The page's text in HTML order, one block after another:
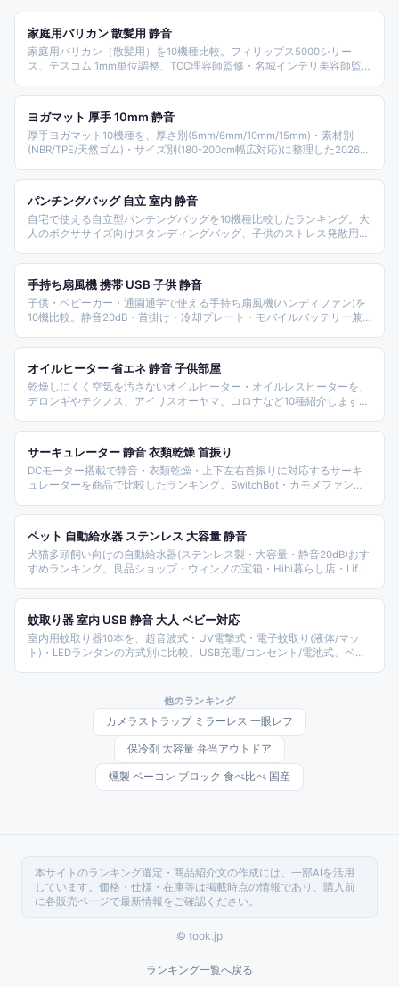
家庭用バリカン 散髪用 静音
家庭用バリカン（散髪用）を10機種比較。フィリップス5000シリー
ズ、テスコム 1mm単位調整、TCC理容師監修・名城インテリ美容師監
小もみあげ用など、セルフカット・子供散髪・低騒音の観点で整理して
ヨガマット 厚手 10mm 静音
厚手ヨガマット10機種を、厚さ別(5mm/6mm/10mm/15mm)・素材別
(NBR/TPE/天然ゴム)・サイズ別(180-200cm幅広対応)に整理した2026年
カなど主要ブランドから、宅トレ・ピラティス対応の構成。
パンチングバッグ 自立 室内 静音
自宅で使える自立型パンチングバッグを10機種比較したランキング。大
人のボクササイズ向けスタンディングバッグ、子供のストレス発散用空
の選び方とFAQも併せて解説します。
手持ち扇風機 携帯 USB 子供 静音
子供・ベビーカー・通園通学で使える手持ち扇風機(ハンディファン)を
10機比較。静音20dB・首掛け・冷却プレート・モバイルバッテリー兼
オイルヒーター 省エネ 静音 子供部屋
乾燥しにくく空気を汚さないオイルヒーター・オイルレスヒーターを、
デロンギやテクノス、アイリスオーヤマ、コロナなど10種紹介します。
ど、選ぶポイントをまとめました。
サーキュレーター 静音 衣類乾燥 首振り
DCモーター搭載で静音・衣類乾燥・上下左右首振りに対応するサーキ
ュレーターを商品で比較したランキング。SwitchBot・カモメファン・
す。
ペット 自動給水器 ステンレス 大容量 静音
犬猫多頭飼い向けの自動給水器(ステンレス製・大容量・静音20dB)おす
すめランキング。良品ショップ・ウィンノの宝箱・Hibi暮らし店・Life
ートシステム SUS304など10ブランド商品を、容量(2L/3L/5L)・電源
(AC/コードレス)・素材で比較します。
蚊取り器 室内 USB 静音 大人 ベビー対応
室内用蚊取り器10本を、超音波式・UV電撃式・電子蚊取り(液体/マッ
ト)・LEDランタンの方式別に比較。USB充電/コンセント/電池式、ベビ
他のランキング
カメラストラップ ミラーレス 一眼レフ
保冷剤 大容量 弁当アウトドア
燻製 ベーコン ブロック 食べ比べ 国産
本サイトのランキング選定・商品紹介文の作成には、一部AIを活用
しています。価格・仕様・在庫等は掲載時点の情報であり、購入前
に各販売ページで最新情報をご確認ください。
© took.jp
ランキング一覧へ戻る